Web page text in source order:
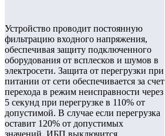
Устройство проводит постоянную
фильтрацию входного напряжения,
обеспечивая защиту подключенного
оборудования от всплесков и шумов в
электросети. Защита от перегрузки при
питании от сети обеспечивается за счет
перехода в режим неисправности через
5 секунд при перегрузке в 110% от
допустимой. В случае если перегрузка
оставит 120% от допустимых
значений, ИБП выключится